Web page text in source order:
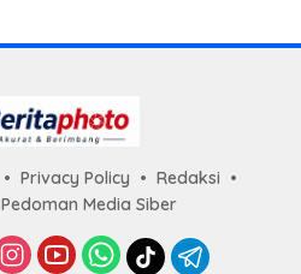
Privacy Policy
Redaksi
Pedoman Media Siber